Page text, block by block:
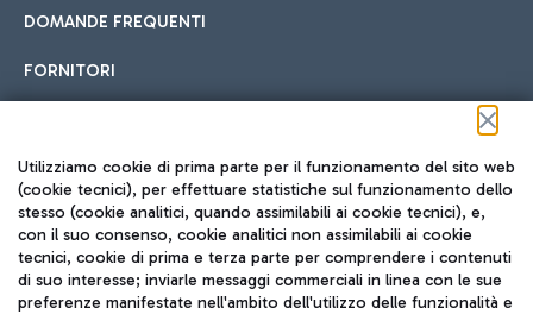
DOMANDE FREQUENTI
FORNITORI
Seguici sui social
TRAVEL JOURNAL
Utilizziamo cookie di prima parte per il funzionamento del sito web
(cookie tecnici), per effettuare statistiche sul funzionamento dello
stesso (cookie analitici, quando assimilabili ai cookie tecnici), e,
con il suo consenso, cookie analitici non assimilabili ai cookie
tecnici, cookie di prima e terza parte per comprendere i contenuti
di suo interesse; inviarle messaggi commerciali in linea con le sue
preferenze manifestate nell'ambito dell'utilizzo delle funzionalità e